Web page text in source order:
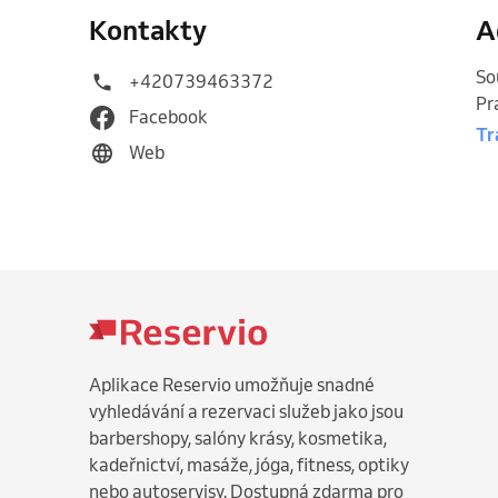
Kontakty
+420739463372
Facebook
Web
Aplikace Reservio umožňuje snadné
vyhledávání a rezervaci služeb jako jsou
barbershopy, salóny krásy, kosmetika,
kadeřnictví, masáže, jóga, fitness, optiky
nebo autoservisy. Dostupná zdarma pro